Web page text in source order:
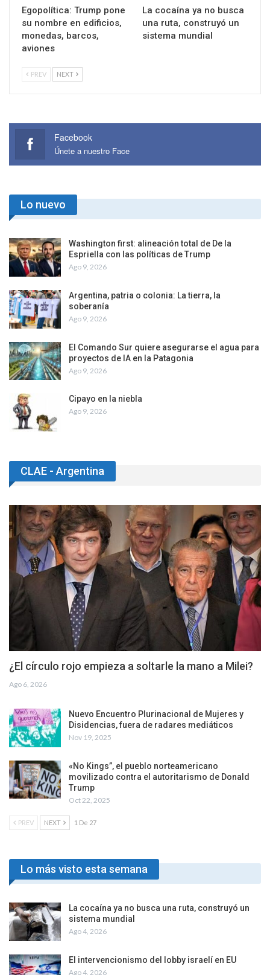
Egopolítica: Trump pone
su nombre en edificios,
monedas, barcos,
aviones
La cocaína ya no busca
una ruta, construyó un
sistema mundial
PREV NEXT
Facebook
Únete a nuestro Face
Lo nuevo
Washington first: alineación total de De la
Espriella con las políticas de Trump
Ago 9, 2026
Argentina, patria o colonia: La tierra, la
soberanía
Ago 9, 2026
El Comando Sur quiere asegurarse el agua para
proyectos de IA en la Patagonia
Ago 9, 2026
Cipayo en la niebla
Ago 9, 2026
CLAE - Argentina
¿El círculo rojo empieza a soltarle la mano a Milei?
Ago 6, 2026
Nuevo Encuentro Plurinacional de Mujeres y
Disidencias, fuera de radares mediáticos
Nov 19, 2025
«No Kings”, el pueblo norteamericano
movilizado contra el autoritarismo de Donald
Trump
Oct 22, 2025
PREV NEXT 1 De 27
Lo más visto esta semana
La cocaína ya no busca una ruta, construyó un
sistema mundial
Ago 4, 2026
El intervencionismo del lobby israelí en EU
Ago 4, 2026